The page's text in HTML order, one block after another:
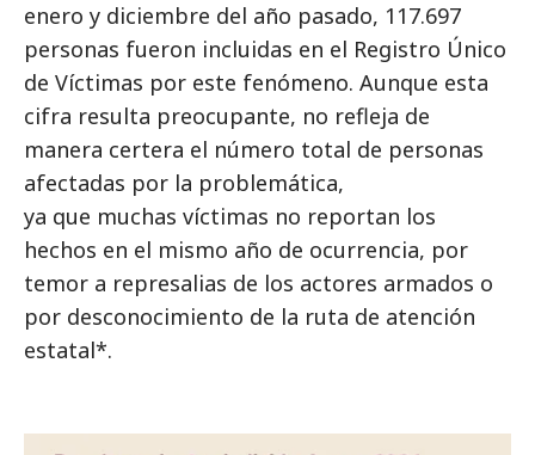
enero y diciembre del año pasado, 117.697
personas fueron incluidas en el Registro Único
de Víctimas por este fenómeno. Aunque esta
cifra resulta preocupante, no refleja de
manera certera el número total de personas
afectadas por la problemática,
ya que muchas víctimas no reportan los
hechos en el mismo año de ocurrencia, por
temor a represalias de los actores armados o
por desconocimiento de la ruta de atención
estatal*.